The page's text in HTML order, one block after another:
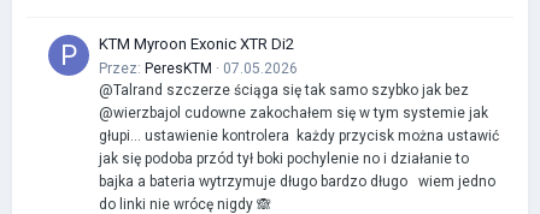
KTM Myroon Exonic XTR Di2
Przez: PeresKTM · 07.05.2026
@Talrand szczerze ściąga się tak samo szybko jak bez
@wierzbajol cudowne zakochałem się w tym systemie jak
głupi… ustawienie kontrolera każdy przycisk można ustawić
jak się podoba przód tył boki pochylenie no i działanie to
bajka a bateria wytrzymuje długo bardzo długo wiem jedno
do linki nie wrócę nigdy 🙈